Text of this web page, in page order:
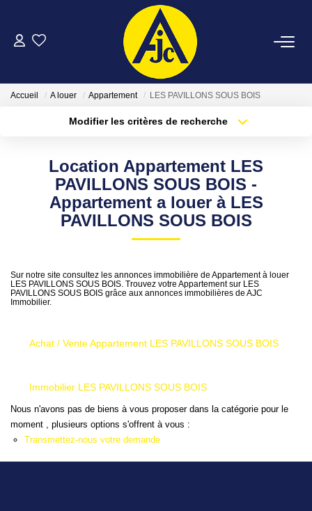
ACHETER
FAIRE GÉRER
NOTRE AGENCE
CONTACT
Accueil A louer Appartement LES PAVILLONS SOUS BOIS
Modifier les critères de recherche
Sélectionnez...
Type de bien
Surface min
Budget max Plus de critères
Location Appartement LES
PAVILLONS SOUS BOIS -
Appartement a louer à LES
PAVILLONS SOUS BOIS
Sur notre site consultez les annonces immobilière de Appartement à louer
LES PAVILLONS SOUS BOIS. Trouvez votre Appartement sur LES
PAVILLONS SOUS BOIS grâce aux annonces immobilières de AJC
Immobilier.
Achat / Vente Appartement LES PAVILLONS SOUS BOIS
Immobilier LES PAVILLONS SOUS BOIS
Nous n'avons pas de biens à vous proposer dans la catégorie pour le
moment , plusieurs options s'offrent à vous :
Transmettez-nous votre demande